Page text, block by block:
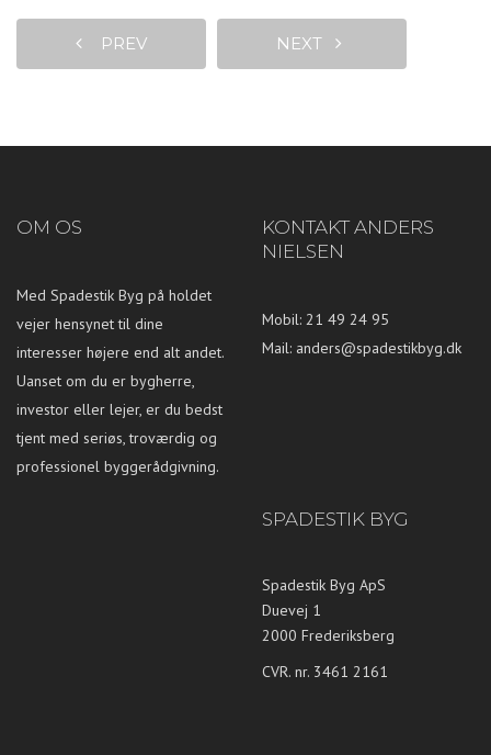
PREV NEXT
OM OS
Med Spadestik Byg på holdet
vejer hensynet til dine
interesser højere end alt andet.
Uanset om du er bygherre,
investor eller lejer, er du bedst
tjent med seriøs, troværdig og
professionel byggerådgivning.
KONTAKT ANDERS
NIELSEN
Mobil: 21 49 24 95
Mail: anders@spadestikbyg.dk
SPADESTIK BYG
Spadestik Byg ApS
Duevej 1
2000 Frederiksberg
CVR. nr. 3461 2161